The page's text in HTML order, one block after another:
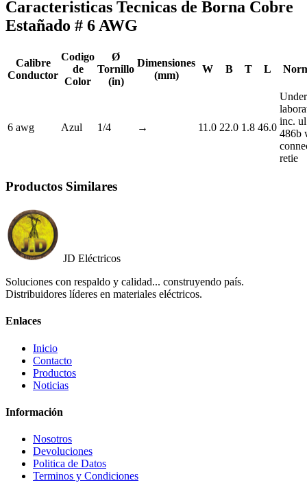
Caracteristicas Tecnicas de Borna Cobre
Estañado # 6 AWG
Calibre
Conductor
Codigo
de
Color
Ø
Tornillo
(in)
Dimensiones
(mm)
W B T L
6 awg Azul 1/4 → 11.0 22.0 1.8 46.0
inc.
486b
retie
Productos Similares
JD Eléctricos
Soluciones con respaldo y calidad... construyendo país.
Distribuidores líderes en materiales eléctricos.
Enlaces
Inicio
Contacto
Productos
Noticias
Información
Nosotros
Devoluciones
Politica de Datos
Terminos y Condiciones